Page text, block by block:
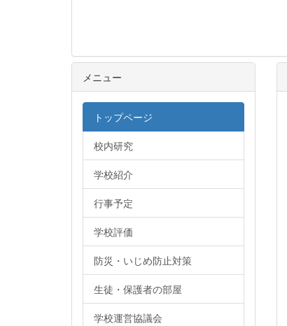
メニュー
トップページ
校内研究
学校紹介
行事予定
学校評価
防災・いじめ防止対策
生徒・保護者の部屋
学校運営協議会